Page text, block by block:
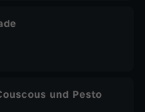
und Pesto